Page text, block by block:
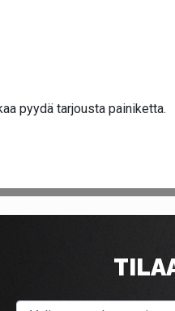
pyydä tarjousta painiketta.